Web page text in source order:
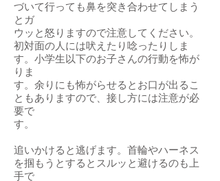
づいて行っても鼻を突き合わせてしまう
とガ
ウッと怒りますので注意してください。
初対面の人には吠えたり唸ったりしま
す。小学生以下のお子さんの行動を怖が
りま
す。余りにも怖がらせるとお口が出るこ
ともありますので、接し方には注意が必
要で
す。
追いかけると逃げます。首輪やハーネス
を掴もうとするとスルッと避けるのも上
手で